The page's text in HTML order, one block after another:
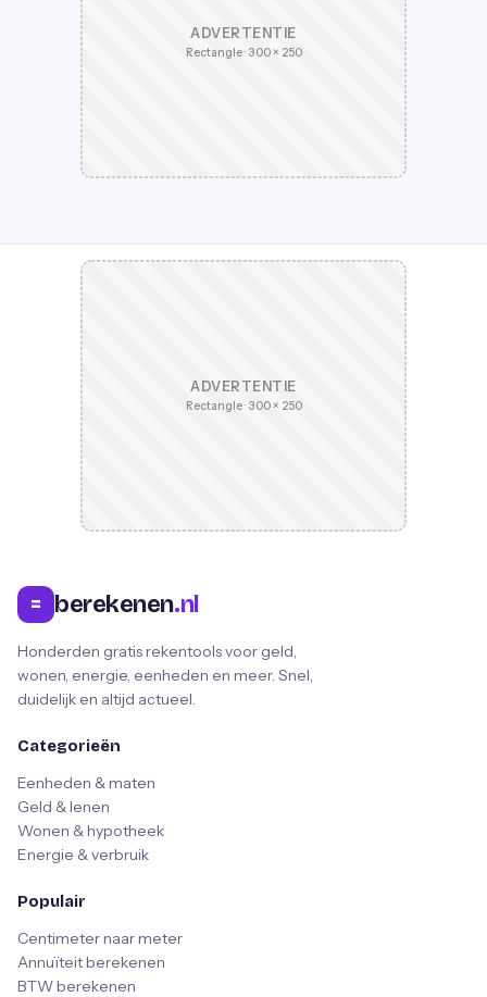
ADVERTENTIE
Rectangle · 300 × 250
ADVERTENTIE
Rectangle · 300 × 250
= berekenen.nl
Honderden gratis rekentools voor geld,
wonen, energie, eenheden en meer. Snel,
duidelijk en altijd actueel.
Categorieën
Eenheden & maten
Geld & lenen
Wonen & hypotheek
Energie & verbruik
Populair
Centimeter naar meter
Annuïteit berekenen
BTW berekenen